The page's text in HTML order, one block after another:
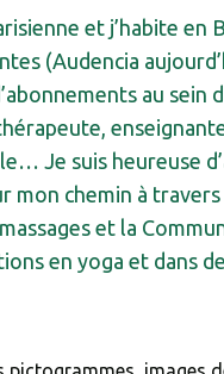
et j’habite en
(Audencia
au sein
Je suis heureuse
mon chemin à
et la
en yoga et dans